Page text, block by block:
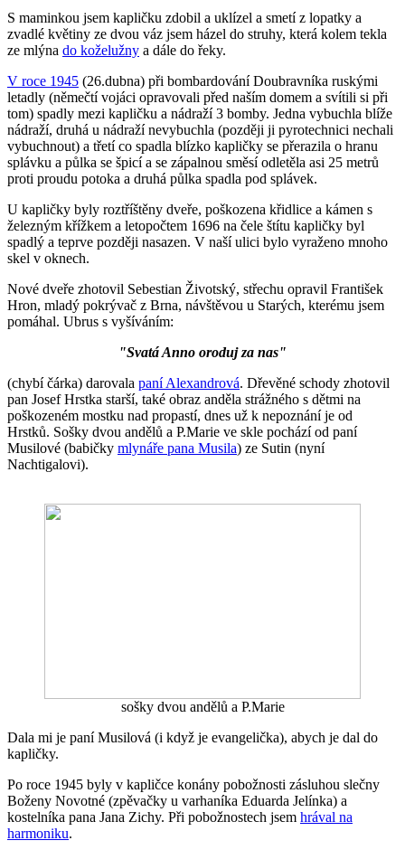
S maminkou jsem kapličku zdobil a uklízel a smetí z lopatky a
zvadlé květiny ze dvou váz jsem házel do struhy, která kolem tekla
ze mlýna do koželužny a dále do řeky.
V roce 1945 (26.dubna) při bombardování Doubravníka ruskými
letadly (němečtí vojáci opravovali před naším domem a svítili si při
tom) spadly mezi kapličku a nádraží 3 bomby. Jedna vybuchla blíže
nádraží, druhá u nádraží nevybuchla (později ji pyrotechnici nechali
vybuchnout) a třetí co spadla blízko kapličky se přerazila o hranu
splávku a půlka se špicí a se zápalnou směsí odletěla asi 25 metrů
proti proudu potoka a druhá půlka spadla pod splávek.
U kapličky byly roztříštěny dveře, poškozena křidlice a kámen s
železným křížkem a letopočtem 1696 na čele štítu kapličky byl
spadlý a teprve později nasazen. V naší ulici bylo vyraženo mnoho
skel v oknech.
Nové dveře zhotovil Sebestian Životský, střechu opravil František
Hron, mladý pokrývač z Brna, návštěvou u Starých, kterému jsem
pomáhal. Ubrus s vyšíváním:
"Svatá Anno oroduj za nas"
(chybí čárka) darovala paní Alexandrová. Dřevěné schody zhotovil
pan Josef Hrstka starší, také obraz anděla strážného s dětmi na
poškozeném mostku nad propastí, dnes už k nepoznání je od
Hrstků. Sošky dvou andělů a P.Marie ve skle pochází od paní
Musilové (babičky mlynáře pana Musila) ze Sutin (nyní
Nachtigalovi).
sošky dvou andělů a P.Marie
Dala mi je paní Musilová (i když je evangelička), abych je dal do
kapličky.
Po roce 1945 byly v kapličce konány pobožnosti zásluhou slečny
Boženy Novotné (zpěvačky u varhaníka Eduarda Jelínka) a
kostelníka pana Jana Zichy. Při pobožnostech jsem hrával na
harmoniku.